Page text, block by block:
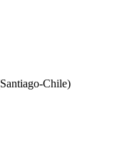
Chile)